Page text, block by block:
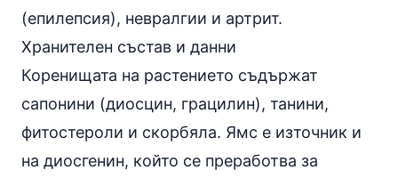
(епилепсия), невралгии и артрит.
Хранителен състав и данни
Коренищата на растението съдържат
сапонини (диосцин, грацилин), танини,
фитостероли и скорбяла. Ямс е източник и
на диосгенин, който се преработва за